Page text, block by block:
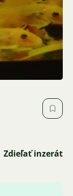
Zdieľať inzerát